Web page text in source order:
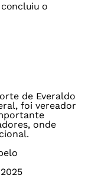
concluiu o
de Everaldo
foi vereador
onde